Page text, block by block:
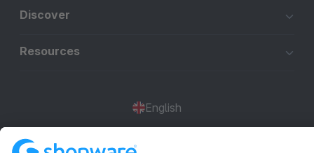
Discover
Resources
English